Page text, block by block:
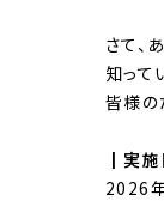
さて、
知って
皆様の
┃実施
2026